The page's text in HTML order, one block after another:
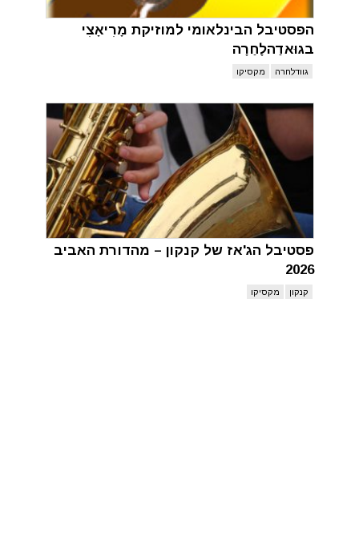
הפסטיבל הבינלאומי למוזיקת מָרִיאָצִי
בגוּאדַהלָחַרָה
גוודלחרה מקסיקו
פסטיבל הג'אז של קנקון – מהדורת האביב
2026
קנקון מקסיקו